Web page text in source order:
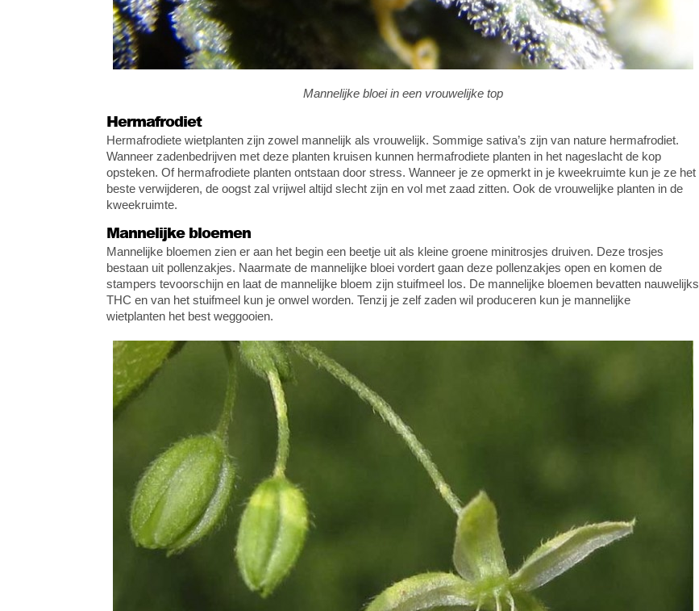
Mannelijke bloei in een vrouwelijke top
Hermafrodiet
Hermafrodiete wietplanten zijn zowel mannelijk als vrouwelijk. Sommige sativa’s zijn van nature hermafrodiet.
Wanneer zadenbedrijven met deze planten kruisen kunnen hermafrodiete planten in het nageslacht de kop
opsteken. Of hermafrodiete planten ontstaan door stress. Wanneer je ze opmerkt in je kweekruimte kun je ze het
beste verwijderen, de oogst zal vrijwel altijd slecht zijn en vol met zaad zitten. Ook de vrouwelijke planten in de
kweekruimte.
Mannelijke bloemen
Mannelijke bloemen zien er aan het begin een beetje uit als kleine groene minitrosjes druiven. Deze trosjes
bestaan uit pollenzakjes. Naarmate de mannelijke bloei vordert gaan deze pollenzakjes open en komen de
stampers tevoorschijn en laat de mannelijke bloem zijn stuifmeel los. De mannelijke bloemen bevatten nauwelijks
THC en van het stuifmeel kun je onwel worden. Tenzij je zelf zaden wil produceren kun je mannelijke
wietplanten het best weggooien.